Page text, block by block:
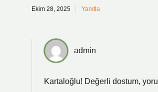
Ekim 28, 2025 Yanıtla
admin
Kartaloğlu! Değerli dostum,